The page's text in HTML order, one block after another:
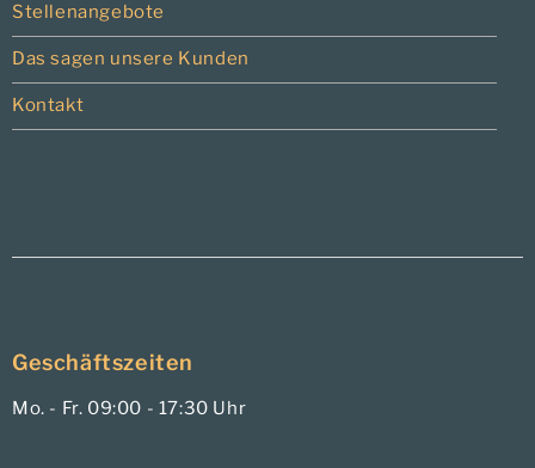
Stellenangebote
Das sagen unsere Kunden
Kontakt
Geschäftszeiten
Mo. - Fr. 09:00 - 17:30 Uhr